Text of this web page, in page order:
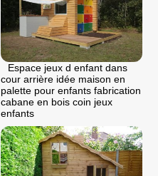
Espace jeux d enfant dans
cour arrière idée maison en
palette pour enfants fabrication
cabane en bois coin jeux
enfants